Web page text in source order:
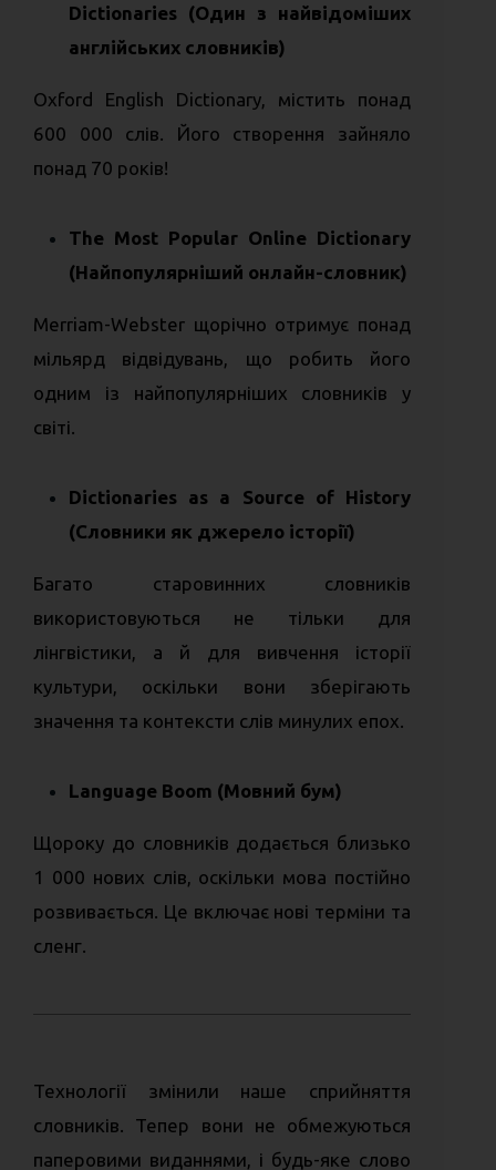
Dictionaries (Один з найвідоміших
англійських словників)
Oxford English Dictionary, містить понад
600 000 слів. Його створення зайняло
понад 70 років!
The Most Popular Online Dictionary
(Найпопулярніший онлайн-словник)
Merriam-Webster щорічно отримує понад
мільярд відвідувань, що робить його
одним із найпопулярніших словників у
світі.
Dictionaries as a Source of History
(Словники як джерело історії)
Багато старовинних словників
використовуються не тільки для
лінгвістики, а й для вивчення історії
культури, оскільки вони зберігають
значення та контексти слів минулих епох.
Language Boom (Мовний бум)
Щороку до словників додається близько
1 000 нових слів, оскільки мова постійно
розвивається. Це включає нові терміни та
сленг.
Технології змінили наше сприйняття
словників. Тепер вони не обмежуються
паперовими виданнями, і будь-яке слово